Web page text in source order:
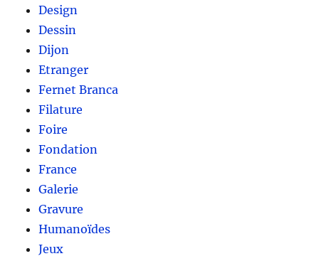
Design
Dessin
Dijon
Etranger
Fernet Branca
Filature
Foire
Fondation
France
Galerie
Gravure
Humanoïdes
Jeux